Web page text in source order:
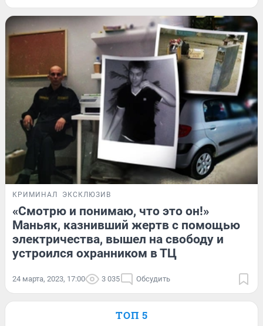
КРИМИНАЛ ЭКСКЛЮЗИВ
«Смотрю и понимаю, что это он!»
Маньяк, казнивший жертв с помощью
электричества, вышел на свободу и
устроился охранником в ТЦ
24 марта, 2023, 17:00 3 035 Обсудить
ТОП 5